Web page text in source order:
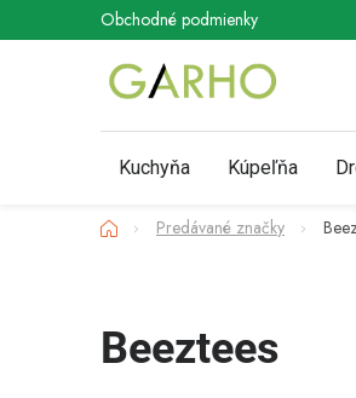
na
Obchodné podmienky
Kuchyňa Kúpeľňa
DomovPredávané značky
Beeztees